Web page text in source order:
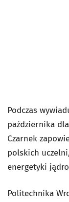
Podczas
października
Czarnek
polskich
energetyki
Politechnika